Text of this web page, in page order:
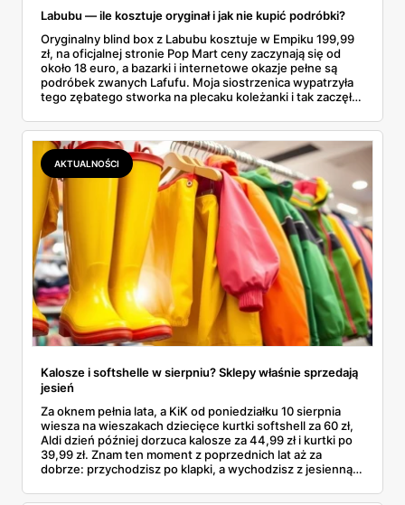
Labubu — ile kosztuje oryginał i jak nie kupić podróbki?
Oryginalny blind box z Labubu kosztuje w Empiku 199,99
zł, na oficjalnej stronie Pop Mart ceny zaczynają się od
około 18 euro, a bazarki i internetowe okazje pełne są
podróbek zwanych Lafufu. Moja siostrzenica wypatrzyła
tego zębatego stworka na plecaku koleżanki i tak zaczęło
kosztuje i po czym poznać, że sprzedawca nie wciska nam
podróbki. Spisałam wszystko, czego się dowiedziałam —
łącznie z jedną wpadką, o której za chwilę.
AKTUALNOŚCI
Kalosze i softshelle w sierpniu? Sklepy właśnie sprzedają
jesień
Za oknem pełnia lata, a KiK od poniedziałku 10 sierpnia
wiesza na wieszakach dziecięce kurtki softshell za 60 zł,
Aldi dzień później dorzuca kalosze za 44,99 zł i kurtki po
39,99 zł. Znam ten moment z poprzednich lat aż za
dobrze: przychodzisz po klapki, a wychodzisz z jesienną
pojawi się w gazetkach w przyszłym tygodniu i czy jest